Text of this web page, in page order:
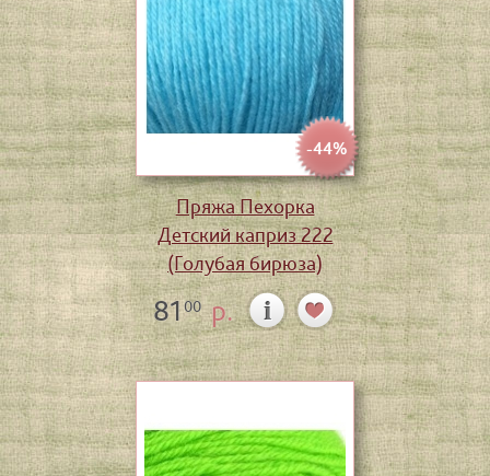
-44%
Пряжа Пехорка
Детский каприз 222
(Голубая бирюза)
8100 р.